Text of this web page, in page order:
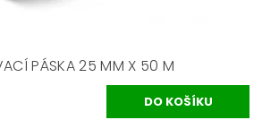
PÁSKA 25 MM X 50 M